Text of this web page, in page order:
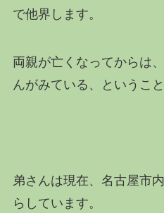
で他界します。
両親が亡くなってからは
んがみている、ということ
弟さんは現在、名古屋市
らしています。